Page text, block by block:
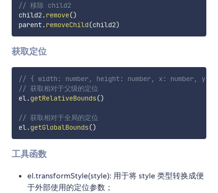
// 移除 child2
child2.remove()
parent.removeChild(child2)
获取定位
// { width: number, height: number, x: number, y:
// 获取相对于父级的定位
el.getRelativeBounds()
// 获取相对于全局的定位
el.getGlobalBounds()
工具函数
el.transformStyle(style): 用于将 style 类型转换成便
于外部使用的定位参数；